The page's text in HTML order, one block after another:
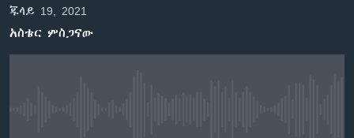
ወደ
ዋናው
ክምችት
ጁላይ 19, 2021
አስቴር ምስጋናው